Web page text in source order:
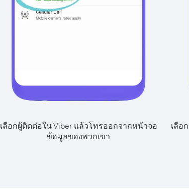
เลือกผู้ติดต่อใน Viber แล้วโทรออกจากหน้าจอ
ข้อมูลของพวกเขา
เลือ